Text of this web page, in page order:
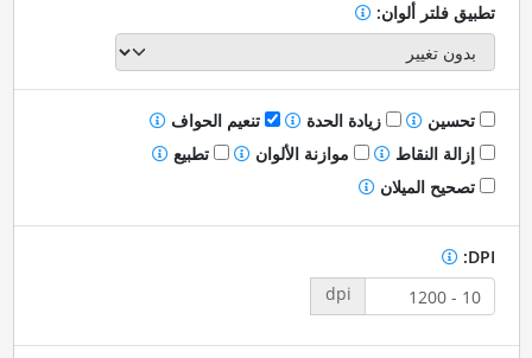
تطبيق فلتر ألوان:
تحسين زيادة الحدة
تنعيم الحواف
إزالة النقاط
موازنة الألوان
تطبيع
تصحيح الميلان
DPI:
dpi